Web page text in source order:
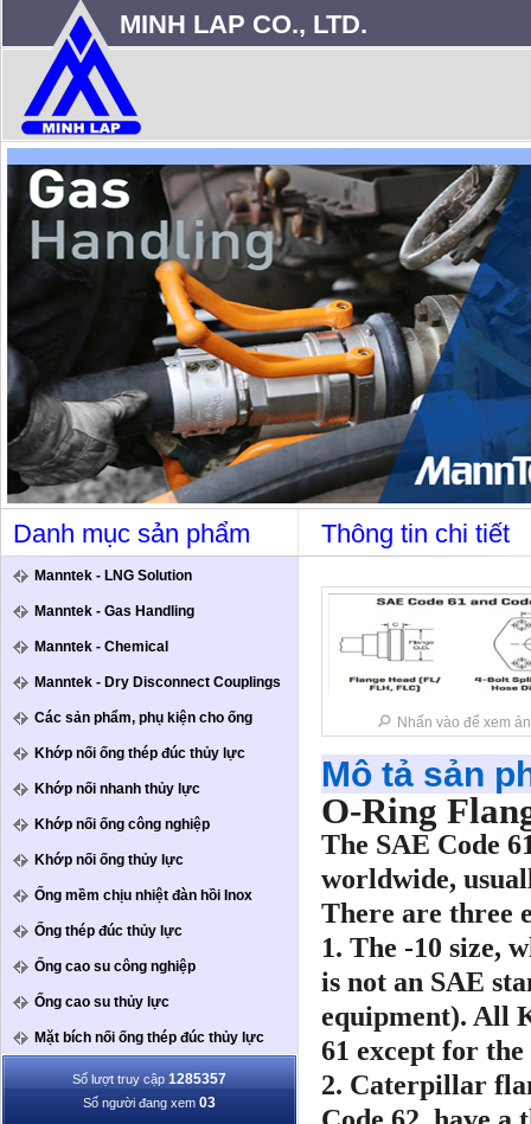
MINH LAP CO., LTD.
Danh mục sản phẩm
Manntek - LNG Solution
Manntek - Gas Handling
Manntek - Chemical
Manntek - Dry Disconnect Couplings
Các sản phẩm, phụ kiện cho ống
Khớp nối ống thép đúc thủy lực
Khớp nối nhanh thủy lực
Khớp nối ống công nghiệp
Khớp nối ống thủy lực
Ống mềm chịu nhiệt đàn hồi Inox
Ống thép đúc thủy lực
Ống cao su công nghiệp
Ống cao su thủy lực
Mặt bích nối ống thép đúc thủy lực
Số lượt truy cập 1285357
Số người đang xem 03
Thông tin chi tiết
Nhấn vào để xem
Mô tả sản
O-Ring
The SAE Code
worldwide,
There are three
1. The -10 size,
is not an SAE
equipment). All
61 except for the
2. Caterpillar